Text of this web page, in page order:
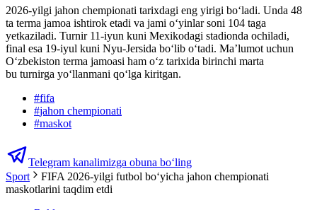
2026-yilgi jahon chempionati tarixdagi eng yirigi bo‘ladi. Unda 48
ta terma jamoa ishtirok etadi va jami o‘yinlar soni 104 taga
yetkaziladi. Turnir 11-iyun kuni Mexikodagi stadionda ochiladi,
final esa 19-iyul kuni Nyu-Jersida bo‘lib o‘tadi. Ma’lumot uchun
Oʻzbekiston terma jamoasi ham oʻz tarixida birinchi marta
bu turnirga yoʻllanmani qoʻlga kiritgan.
#fifa
#jahon chempionati
#maskot
Telegram kanalimizga obuna bo‘ling
Sport
FIFA 2026-yilgi futbol bo‘yicha jahon chempionati
maskotlarini taqdim etdi